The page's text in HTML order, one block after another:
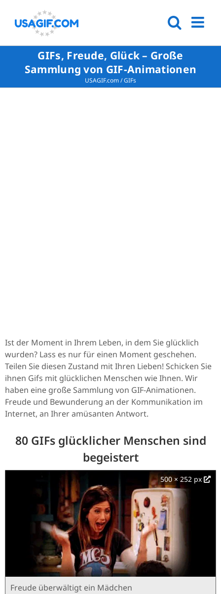
GIFs, Freude, Glück – Große
Sammlung von GIF-Animationen
USAGIF.com/GIFs
Ist der Moment in Ihrem Leben, in dem Sie glücklich
wurden? Lass es nur für einen Moment geschehen.
Teilen Sie diesen Zustand mit Ihren Lieben! Schicken Sie
ihnen Gifs mit glücklichen Menschen wie Ihnen. Wir
haben eine große Sammlung von GIF-Animationen.
Freude und Bewunderung an der Kommunikation im
Internet, an Ihrer amüsanten Antwort.
80 GIFs glücklicher Menschen sind
begeistert
500 × 252 px
Freude überwältigt ein Mädchen